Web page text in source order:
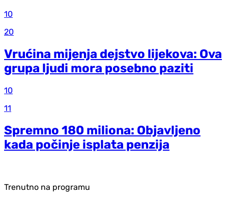
10
20
Vrućina mijenja dejstvo lijekova: Ova
grupa ljudi mora posebno paziti
10
11
Spremno 180 miliona: Objavljeno
kada počinje isplata penzija
Trenutno na programu